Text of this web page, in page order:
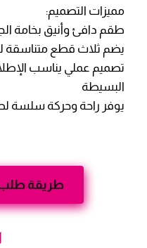
مميزات التصميم:
طقم دافئ وأنيق بخامة
يضم ثلاث قطع متناسقة
تصميم عملي يناسب
البسيطة
يوفر راحة وحركة سلسة
طريقة طلب